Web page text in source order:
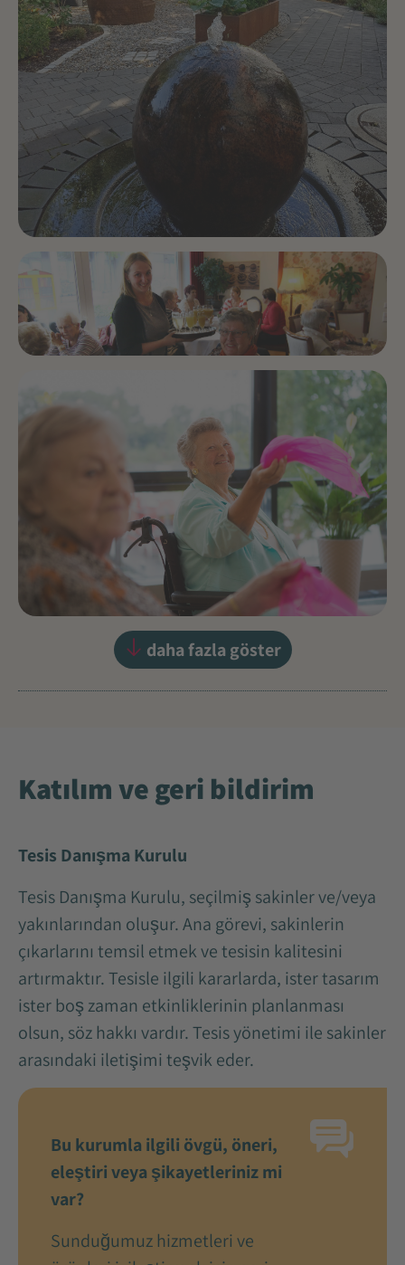
daha fazla göster
Katılım ve geri bildirim
Tesis Danışma Kurulu
Tesis Danışma Kurulu, seçilmiş sakinler ve/veya
yakınlarından oluşur. Ana görevi, sakinlerin
çıkarlarını temsil etmek ve tesisin kalitesini
artırmaktır. Tesisle ilgili kararlarda, ister tasarım
ister boş zaman etkinliklerinin planlanması
olsun, söz hakkı vardır. Tesis yönetimi ile sakinler
arasındaki iletişimi teşvik eder.
Bu kurumla ilgili övgü, öneri,
eleştiri veya şikayetleriniz mi
var?
Sunduğumuz hizmetleri ve